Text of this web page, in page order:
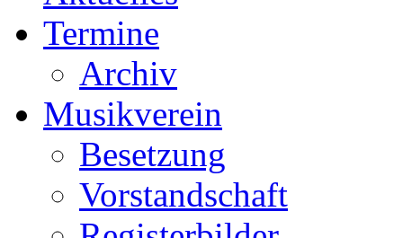
Termine
Archiv
Musikverein
Besetzung
Vorstandschaft